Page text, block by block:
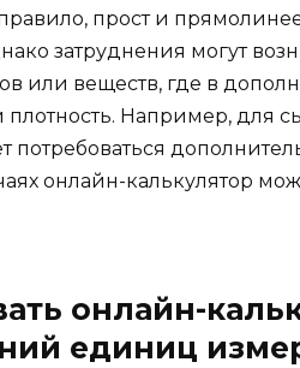
прост и
затруднения могут
или веществ, где в
Например, для
потребоваться
онлайн-калькулятор
онлайн-
единиц